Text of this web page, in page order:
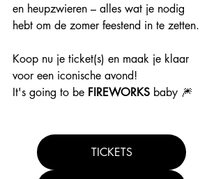
en heupzwieren – alles wat je nodig
hebt om de zomer feestend in te zetten.
Koop nu je ticket(s) en maak je klaar
voor een iconische avond!
It's going to be FIREWORKS baby 🎆
TICKETS